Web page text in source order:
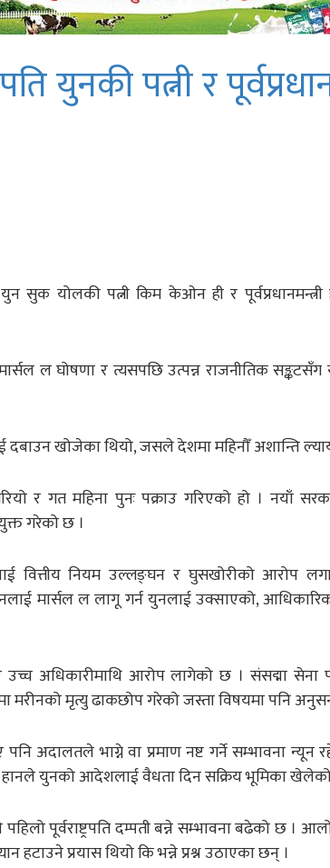
युनकी पत्नी र
युन सुक योलकी पत्नी किम केओन ही र
ल घोषणा र त्यसपछि उत्पन्न राजनीतिक
खोजेका थियो, जसले देशमा महिनौँ अशान्ति
र गत महिना पुनः पक्राउ गरिएको हो । नयाँ
गरेको छ ।
वित्तीय नियम उल्लङ्घन र घुसखोरीको आरोप
मार्सल ल लागू गर्न युनलाई उक्साएको,
उच्च अधिकारीमाथि आरोप लागेको छ । संसद्मा
मरीनको मृत्यु ढाकछोप गरेको जस्ता विषयमा पनि
अदालतले भाग्ने वा प्रमाण नष्ट गर्ने सम्भावना
युनको आदेशलाई वैधता दिन सक्रिय भूमिका खेलेको
पूर्वराष्ट्रपति दम्पती बन्ने सम्भावना बढेको छ
हटाउने प्रयास थियो कि भन्ने प्रश्न उठाएका छन् ।